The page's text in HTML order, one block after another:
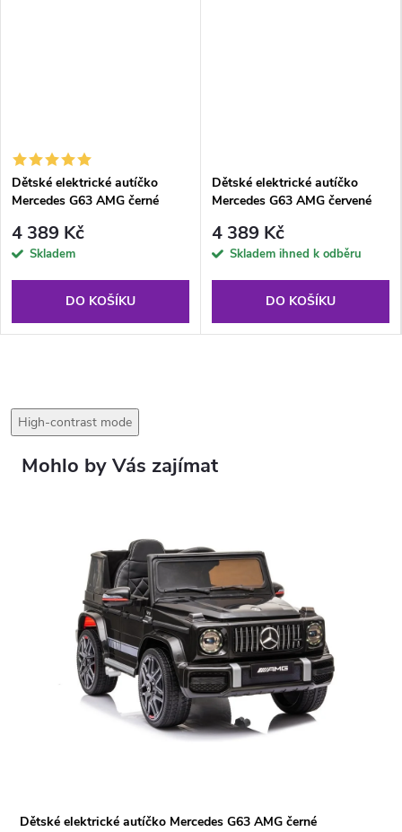
Dětské elektrické autíčko
Mercedes G63 AMG černé
4 389 Kč
Skladem
DO KOŠÍKU
Dětské elektrické autíčko
Mercedes G63 AMG červené
4 389 Kč
Skladem ihned k odběru
DO KOŠÍKU
High-contrast mode
Dětské elektrické autíčko Mercedes G63 AMG černé